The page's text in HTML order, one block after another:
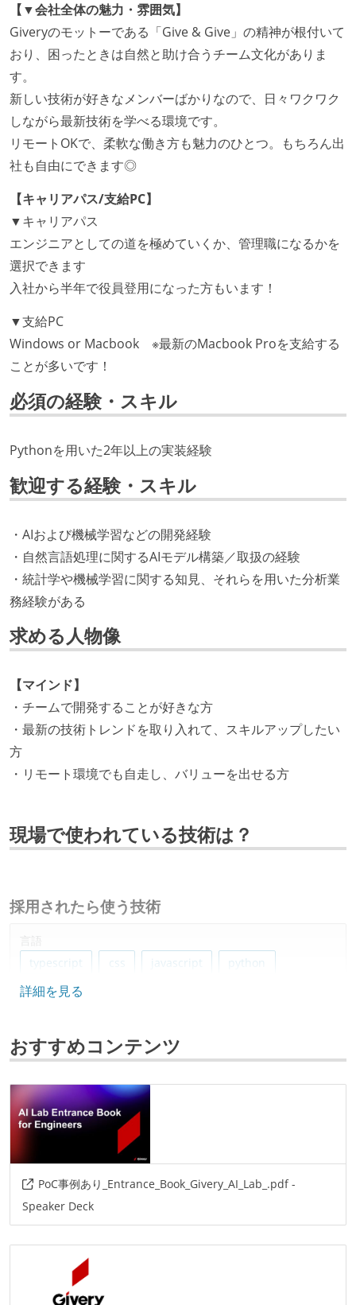
【▼会社全体の魅力・雰囲気】
Giveryのモットーである「Give & Give」の精神が根付いて
おり、困ったときは自然と助け合うチーム文化がありま
す。
新しい技術が好きなメンバーばかりなので、日々ワクワク
しながら最新技術を学べる環境です。
リモートOKで、柔軟な働き方も魅力のひとつ。もちろん出
社も自由にできます◎
【キャリアパス/支給PC】
▼キャリアパス
エンジニアとしての道を極めていくか、管理職になるかを
選択できます
入社から半年で役員登用になった方もいます！
▼支給PC
Windows or Macbook ※最新のMacbook Proを支給する
ことが多いです！
必須の経験・スキル
Pythonを用いた2年以上の実装経験
歓迎する経験・スキル
・AIおよび機械学習などの開発経験
・自然言語処理に関するAIモデル構築／取扱の経験
・統計学や機械学習に関する知見、それらを用いた分析業
務経験がある
求める人物像
【マインド】
・チームで開発することが好きな方
・最新の技術トレンドを取り入れて、スキルアップしたい
方
・リモート環境でも自走し、バリューを出せる方
現場で使われている技術は？
採用されたら使う技術
言語
typescript
css javascript python
フレームワーク
データベース
postgresql
mysql
プロジェクト管理
AIツール
github-copilot
その他
aws
詳細を見る
おすすめコンテンツ
PoC事例あり_Entrance_Book_Givery_AI_Lab_.pdf -
Speaker Deck